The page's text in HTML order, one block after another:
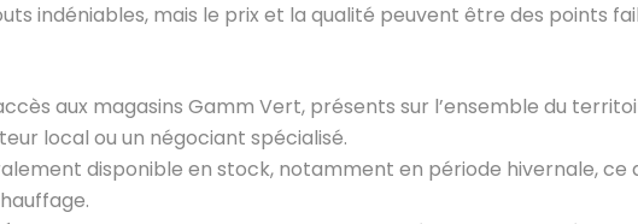
indéniables, mais le prix et la qualité peuvent être des points
aux magasins Gamm Vert, présents sur l’ensemble du
local ou un négociant spécialisé.
disponible en stock, notamment en période hivernale,